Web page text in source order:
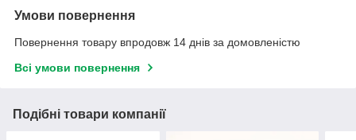
Умови повернення
Повернення товару впродовж 14 днів за домовленістю
Всі умови повернення
Подібні товари компанії